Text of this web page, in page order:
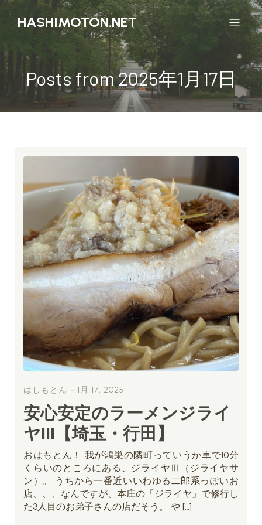
HASHIMOTON.NET
Posts from 2025年1月17日
はしもとん - 1月 17, 2025
安心安定のラーメンジライ
ヤIII【埼玉・行田】
おはもとん！ 我が鴻巣の隣町っていうか車で10分
くらいのところにある、ジライヤⅢ（ジライヤサ
ン）。 うちから一番近いいわゆる二郎系っぽいお
店、、、なんですが、本庄の「ジライヤ」で修行し
た3人目のお弟子さんの店だそう。 や […]